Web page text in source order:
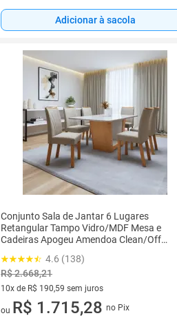
Adicionar à sacola
Conjunto Sala de Jantar 6 Lugares
Retangular Tampo Vidro/MDF Mesa e
Cadeiras Apogeu Amendoa Clean/Off
4.6 (138)
R$ 2.668,21
10x de R$ 190,59 sem juros
10 vez de R$ 190,59 sem juros
ou R$ 1.715,28 no Pix